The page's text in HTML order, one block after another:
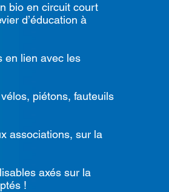
bio en circuit court
d’éducation à
lien avec les
piétons, fauteuils
associations, sur la
axés sur la
!